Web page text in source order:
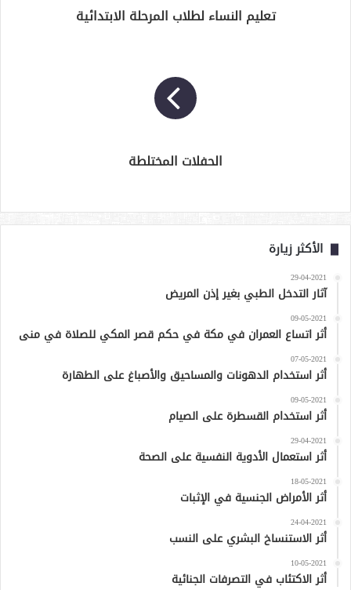
تعليم النساء لطلاب المرحلة الابتدائية
الحفلات المختلطة
الأكثر زيارة
29-04-2021
آثار التدخل الطبي بغير إذن المريض
09-05-2021
أثر اتساع العمران في مكة في حكم قصر المكي للصلاة في منى
07-05-2021
أثر استخدام الدهونات والمساحيق والأصباغ على الطهارة
09-05-2021
أثر استخدام القسطرة على الصيام
29-04-2021
أثر استعمال الأدوية النفسية على الصحة
18-05-2021
أثر الأمراض الجنسية في الإثبات
24-04-2021
أثر الاستنساخ البشري على النسب
10-05-2021
أثر الاكتئاب في التصرفات الجنائية